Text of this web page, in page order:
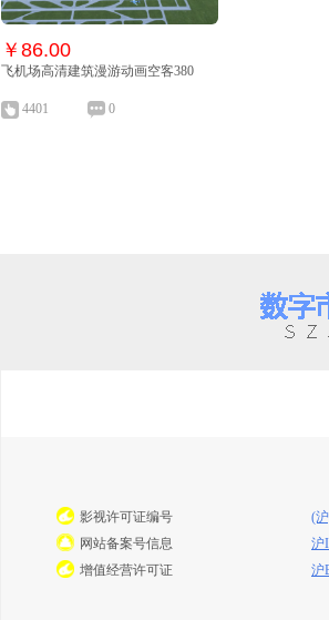
￥86.00
飞机场高清建筑漫游动画空客380
4401 0
影视许可证编号
网站备案号信息
增值经营许可证
(
沪
沪